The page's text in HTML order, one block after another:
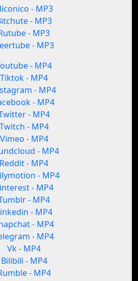
- MP3
- MP3
- MP3
- MP3
- MP4
Tiktok - MP4
- MP4
- MP4
- MP4
Twitch - MP4
Vimeo - MP4
- MP4
Reddit - MP4
- MP4
- MP4
- MP4
- MP4
- MP4
- MP4
Vk - MP4
Bilibili - MP4
- MP4